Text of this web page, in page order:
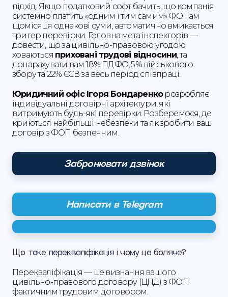
підхід. Якщо податковий софт бачить, що компанія
системно платить «одним і тим самим» ФОПам
щомісяця однакові суми, автоматично вмикається
тригер перевірки. Головна мета інспекторів —
довести, що за цивільно-правовою угодою
ховаються приховані трудові відносини, та
донарахувати вам 18% ПДФО, 5% військового
збору та 22% ЄСВ за весь період співпраці.
Юридичний офіс Ігоря Бондаренкорозробляє
індивідуальні договірні архітектури, які
витримують будь-які перевірки. Розберемося, де
криються найбільші небезпеки та як зробити ваш
договір з ФОП безпечним.
Забронювати дзвінок
Написати в Telegram
Що таке перекваліфікація і чому це боляче?
Перекваліфікація — це визнання вашого
цивільно-правового договору (ЦПД) з ФОП
фактичним трудовим договором.